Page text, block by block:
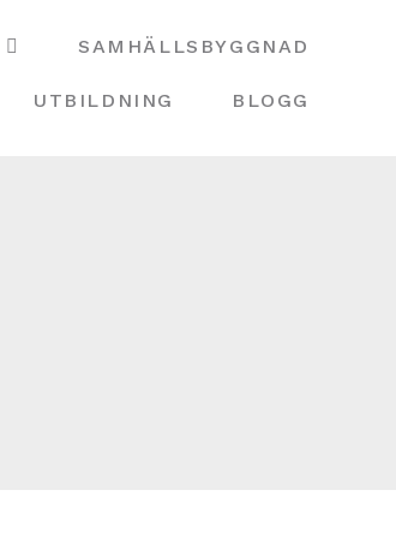
SAMHÄLLSBYGGNAD
UTBILDNING BLOGG